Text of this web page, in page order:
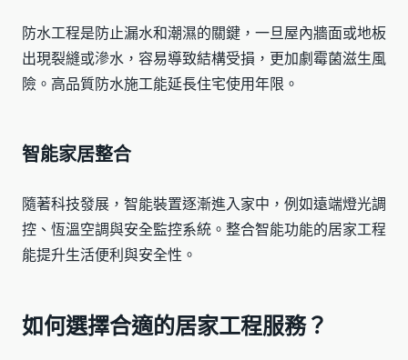
防水工程是防止漏水和潮濕的關鍵，一旦屋內牆面或地板
出現裂縫或滲水，容易導致結構受損，更加劇霉菌滋生風
險。高品質防水施工能延長住宅使用年限。
智能家居整合
隨著科技發展，智能裝置逐漸進入家中，例如遠端燈光調
控、恆溫空調與安全監控系統。整合智能功能的居家工程
能提升生活便利與安全性。
如何選擇合適的居家工程服務？